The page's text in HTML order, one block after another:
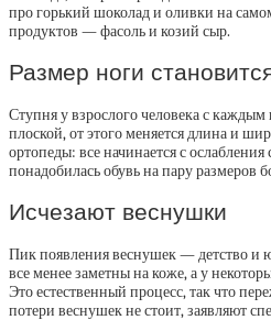
про горький шоколад и оливки на
продуктов — фасоль и козий сыр.
Размер ноги
Ступня у взрослого человека с каждым
плоской, от этого меняется длина и
ортопеды: все начинается с
понадобилась обувь на пару размеров
Исчезают веснушки
Пик появления веснушек — детство и
все менее заметны на коже, а у
Это естественный процесс, так что
потери веснушек не стоит, заявляют